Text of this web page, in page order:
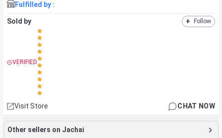
Fulfilled by :
Sold by + Follow
VERIFIED
Visit Store CHAT NOW
Other sellers on Jachai